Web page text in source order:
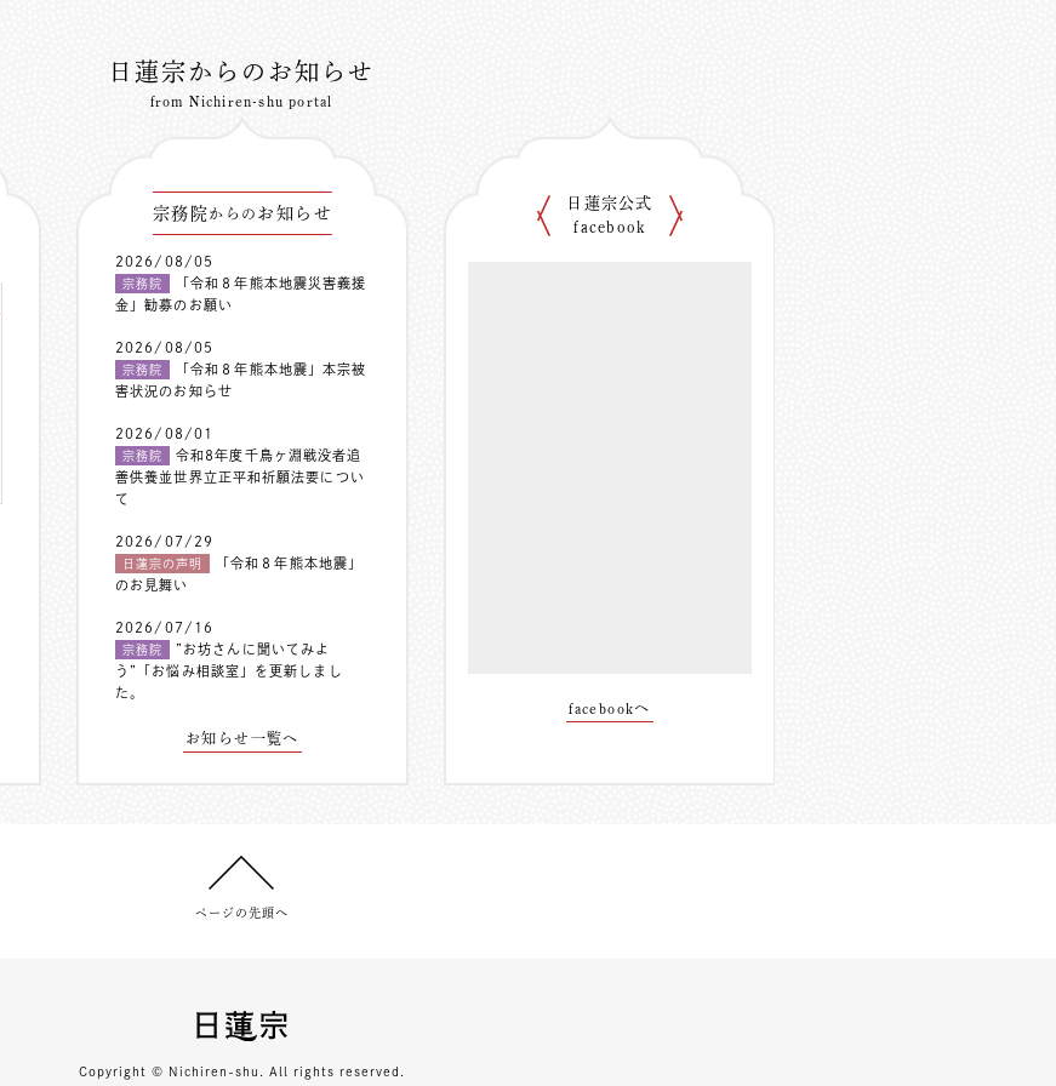
日蓮宗からのお知らせ
from Nichiren-shu portal
宗務院からの お知らせ
2026/08/05
宗務院
「令和８年熊本地震災害義援
金」勧募のお願い
2026/08/05
宗務院
「令和８年熊本地震」本宗被
害状況のお知らせ
2026/08/01
宗務院
令和8年度千鳥ヶ淵戦没者追
善供養並世界立正平和祈願法要につい
て
2026/07/29
日蓮宗の声明
「令和８年熊本地震」
のお見舞い
2026/07/16
宗務院
”お坊さんに聞いてみよ
う”「お悩み相談室」を更新しまし
た。
お知らせ一覧へ
日蓮宗公式
facebook
facebookへ
ページの先頭へ
Copyright © Nichiren-shu. All rights reserved.